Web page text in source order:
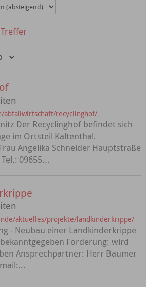
abfallwirtschaft/recyclinghof/
Der Recyclinghof befindet sich
im Ortsteil Kaltenthal.
Angelika Schneider Hauptstraße
09655...
aktuelles/projekte/landkinderkrippe/
- Neubau einer Landkinderkrippe
Förderung: wird
Ansprechpartner: Herr Baumer